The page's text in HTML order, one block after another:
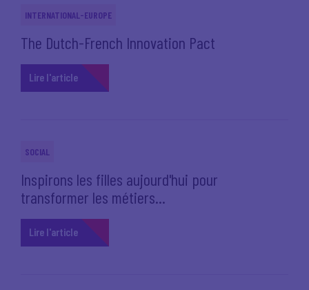
INTERNATIONAL-EUROPE
The Dutch-French Innovation Pact
Lire l'article
SOCIAL
Inspirons les filles aujourd'hui pour
transformer les métiers...
Lire l'article